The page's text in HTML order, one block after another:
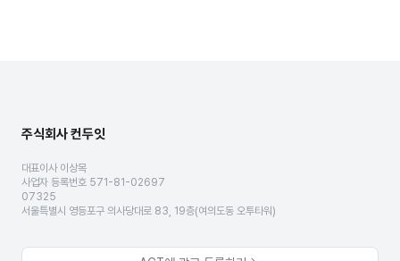
주식회사 컨두잇
대표이사 이상목
사업자 등록번호 571-81-02697
07325
서울특별시 영등포구 의사당대로 83, 19층(여의도동 오투타워)